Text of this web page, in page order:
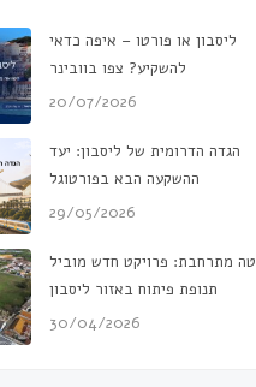
ליסבון או פורטו – איפה כדאי
להשקיע? צפו בוובינר
20/07/2026
הגדה הדרומית של ליסבון: יעד
ההשקעה הבא בפורטוגל
29/05/2026
מתרחבת: פרויקט חדש מוביל
תנופת פיתוח באזור ליסבון
30/04/2026